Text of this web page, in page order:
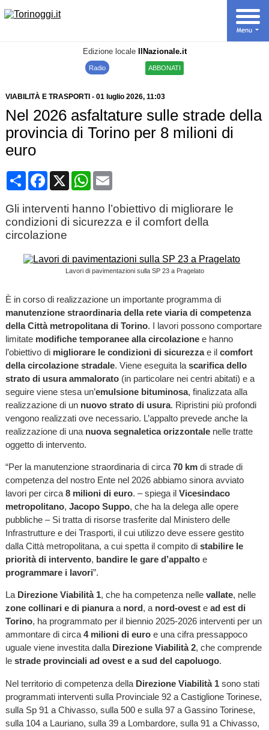
Edizione locale IlNazionale.it
Radio ABBONATI
VIABILITÀ E TRASPORTI - 01 luglio 2026, 11:03
Nel 2026 asfaltature sulle strade della
provincia di Torino per 8 milioni di
euro
CondividiFacebook
X WhatsApp
Email
Gli interventi hanno l’obiettivo di migliorare le
condizioni di sicurezza e il comfort della
circolazione
Lavori di pavimentazioni sulla SP 23 a Pragelato
È in corso di realizzazione un importante programma di
manutenzione straordinaria della rete viaria di competenza
della Città metropolitana di Torino. I lavori possono comportare
limitate modifiche temporanee alla circolazionee hanno
l’obiettivo di migliorare le condizioni di sicurezzae il comfort
della circolazione stradale. Viene eseguita la scarifica dello
strato di usura ammalorato(in particolare nei centri abitati) e a
seguire viene stesa un’emulsione bituminosa, finalizzata alla
realizzazione di un nuovo strato di usura. Ripristini più profondi
vengono realizzati ove necessario. L’appalto prevede anche la
realizzazione di una nuova segnaletica orizzontalenelle tratte
oggetto di intervento.
“Per la manutenzione straordinaria di circa 70 kmdi strade di
competenza del nostro Ente nel 2026 abbiamo sinora avviato
lavori per circa 8 milioni di euro. – spiega il Vicesindaco
metropolitano, Jacopo Suppo, che ha la delega alle opere
pubbliche – Si tratta di risorse trasferite dal Ministero delle
Infrastrutture e dei Trasporti, il cui utilizzo deve essere gestito
dalla Città metropolitana, a cui spetta il compito di stabilire le
priorità di intervento, bandire le gare d’appaltoe
programmare i lavori”.
La Direzione Viabilità 1, che ha competenza nelle vallate, nelle
zone collinari e di pianuraa nord, a nord-ovest ead est di
Torino, ha programmato per il biennio 2025-2026 interventi per un
ammontare di circa 4 milioni di euroe una cifra pressappoco
uguale viene investita dalla Direzione Viabilità 2, che comprende
le strade provinciali ad ovest e a sud del capoluogo.
Nel territorio di competenza della Direzione Viabilità 1sono stati
programmati interventi sulla Provinciale 92 a Castiglione Torinese,
sulla Sp 91 a Chivasso, sulla 500 e sulla 97 a Gassino Torinese,
sulla 104 a Lauriano, sulla 39 a Lombardore, sulla 91 a Chivasso,